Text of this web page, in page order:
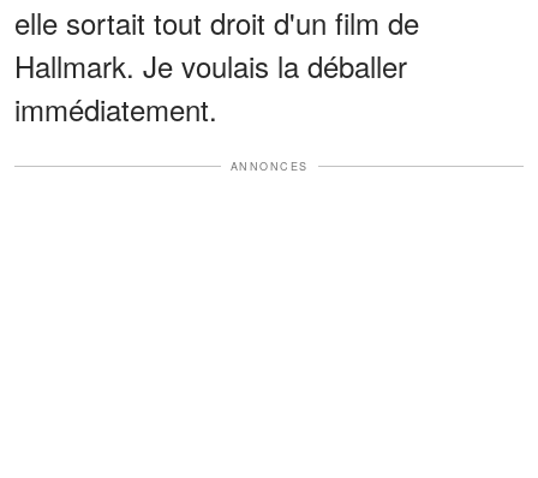
elle sortait tout droit d'un film de
Hallmark. Je voulais la déballer
immédiatement.
ANNONCES